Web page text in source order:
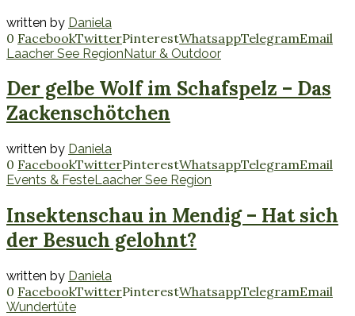
written by Daniela
0 FacebookTwitterPinterestWhatsappTelegramEmail
Laacher See RegionNatur & Outdoor
Der gelbe Wolf im Schafspelz – Das
Zackenschötchen
written by Daniela
0 FacebookTwitterPinterestWhatsappTelegramEmail
Events & FesteLaacher See Region
Insektenschau in Mendig – Hat sich
der Besuch gelohnt?
written by Daniela
0 FacebookTwitterPinterestWhatsappTelegramEmail
Wundertüte